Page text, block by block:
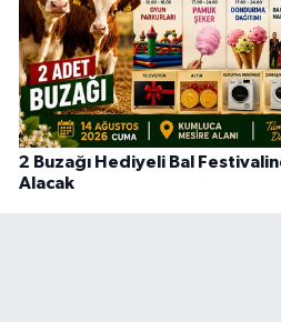
2 Buzağı Hediyeli Bal
Alacak